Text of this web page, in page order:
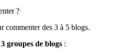
?
commenter des 3 à 5 blogs.
groupes de blogs :